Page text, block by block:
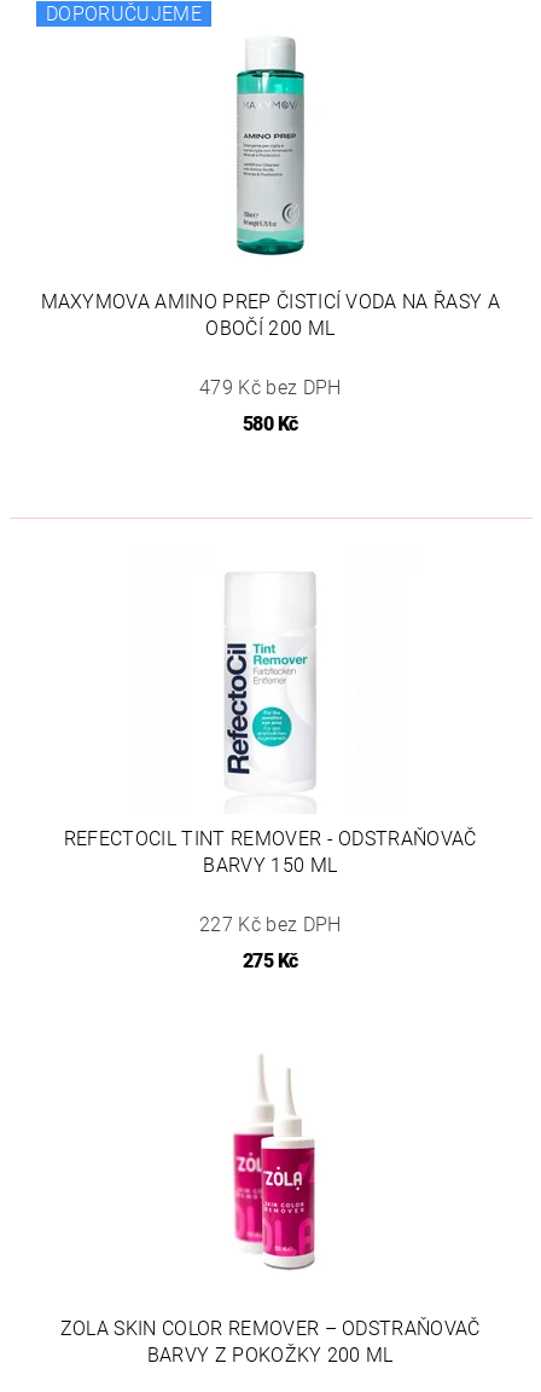
DOPORUČUJEME
MAXYMOVA AMINO PREP ČISTICÍ VODA NA ŘASY A
OBOČÍ 200 ML
479 Kč bez DPH
580 Kč
REFECTOCIL TINT REMOVER - ODSTRAŇOVAČ
BARVY 150 ML
227 Kč bez DPH
275 Kč
ZOLA SKIN COLOR REMOVER – ODSTRAŇOVAČ
BARVY Z POKOŽKY 200 ML